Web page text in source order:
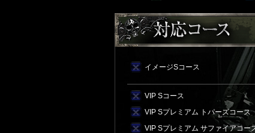
イメージSコース
VIP Sコース
VIP Sプレミアム トパーズコース
VIP Sプレミアム サファイアコー